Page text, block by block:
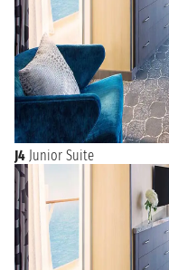
J4 Junior Suite